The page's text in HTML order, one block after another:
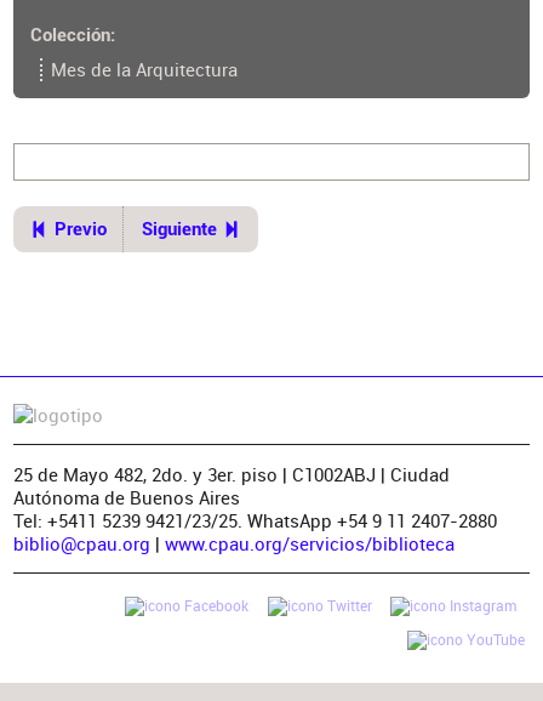
Colección
Mes de la Arquitectura
Previo Siguiente
25 de Mayo 482, 2do. y 3er. piso | C1002ABJ | Ciudad
Autónoma de Buenos Aires
Tel: +5411 5239 9421/23/25. WhatsApp +54 9 11 2407-2880
biblio@cpau.org | www.cpau.org/servicios/biblioteca